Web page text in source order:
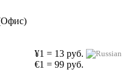
¥1 = 13 руб.
€1 = 99 руб.